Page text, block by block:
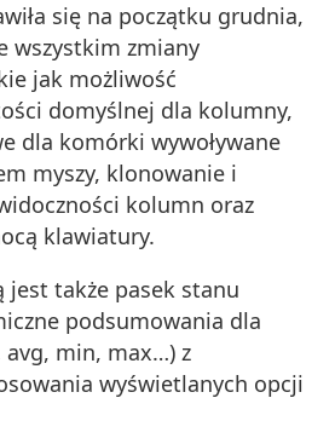
się na początku grudnia,
wszystkim zmiany
jak możliwość
domyślnej dla kolumny,
dla komórki wywoływane
myszy, klonowanie i
kolumn oraz
klawiatury.
jest także pasek stanu
podsumowania dla
avg, min, max…) z
wyświetlanych opcji